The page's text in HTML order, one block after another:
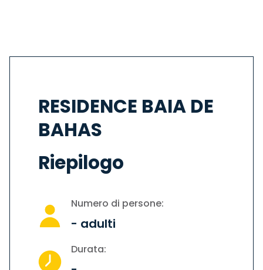
RESIDENCE BAIA DE
BAHAS
Riepilogo
Numero di persone:
- adulti
Durata: